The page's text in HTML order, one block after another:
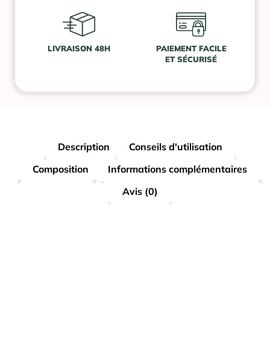
LIVRAISON 48H
PAIEMENT FACILE
ET SÉCURISÉ
Description
Conseils d'utilisation
Composition
Informations complémentaires
Avis (0)